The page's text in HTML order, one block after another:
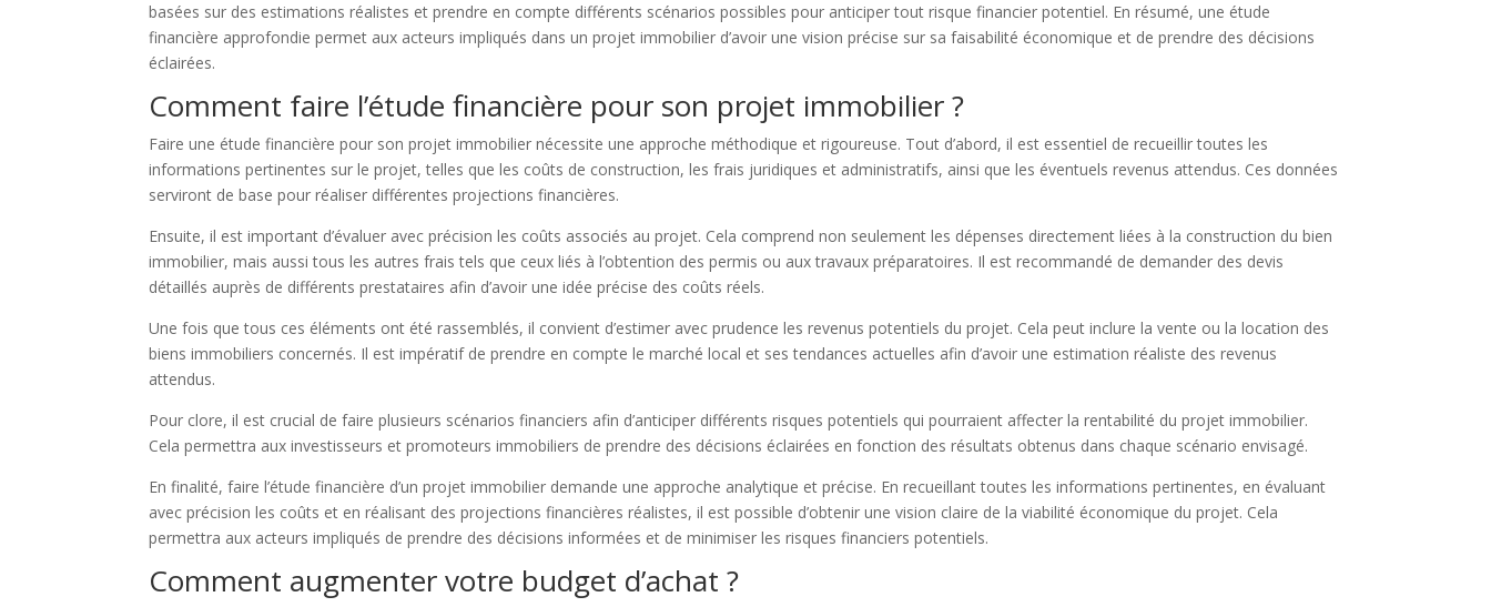
basées sur des estimations réalistes et prendre en compte différents scénarios possibles pour anticiper tout risque financier potentiel. En résumé, une étude
financière approfondie permet aux acteurs impliqués dans un projet immobilier d’avoir une vision précise sur sa faisabilité économique et de prendre des décisions
éclairées.
Comment faire l’étude financière pour son projet immobilier ?
Faire une étude financière pour son projet immobilier nécessite une approche méthodique et rigoureuse. Tout d’abord, il est essentiel de recueillir toutes les
informations pertinentes sur le projet, telles que les coûts de construction, les frais juridiques et administratifs, ainsi que les éventuels revenus attendus. Ces données
serviront de base pour réaliser différentes projections financières.
Ensuite, il est important d’évaluer avec précision les coûts associés au projet. Cela comprend non seulement les dépenses directement liées à la construction du bien
immobilier, mais aussi tous les autres frais tels que ceux liés à l’obtention des permis ou aux travaux préparatoires. Il est recommandé de demander des devis
détaillés auprès de différents prestataires afin d’avoir une idée précise des coûts réels.
Une fois que tous ces éléments ont été rassemblés, il convient d’estimer avec prudence les revenus potentiels du projet. Cela peut inclure la vente ou la location des
biens immobiliers concernés. Il est impératif de prendre en compte le marché local et ses tendances actuelles afin d’avoir une estimation réaliste des revenus
attendus.
Pour clore, il est crucial de faire plusieurs scénarios financiers afin d’anticiper différents risques potentiels qui pourraient affecter la rentabilité du projet immobilier.
Cela permettra aux investisseurs et promoteurs immobiliers de prendre des décisions éclairées en fonction des résultats obtenus dans chaque scénario envisagé.
En finalité, faire l’étude financière d’un projet immobilier demande une approche analytique et précise. En recueillant toutes les informations pertinentes, en évaluant
avec précision les coûts et en réalisant des projections financières réalistes, il est possible d’obtenir une vision claire de la viabilité économique du projet. Cela
permettra aux acteurs impliqués de prendre des décisions informées et de minimiser les risques financiers potentiels.
Comment augmenter votre budget d’achat ?